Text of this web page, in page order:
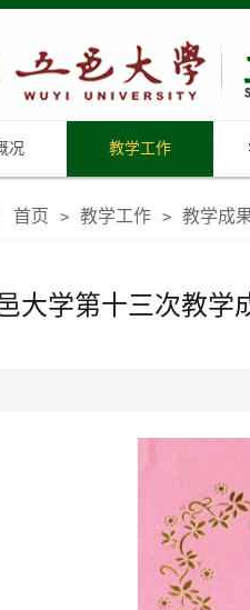
况 教学工作
首页 > 教学工作 > 教学成
大学第十三次教